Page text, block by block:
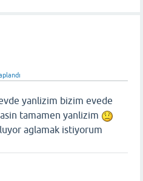
yanlizim bizim evede
tamamen yanlizim
aglamak istiyorum